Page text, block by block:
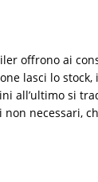
offrono ai
lasci lo
all’ultimo si
necessari,